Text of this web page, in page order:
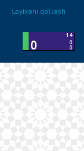
Loyixani qo‘llash